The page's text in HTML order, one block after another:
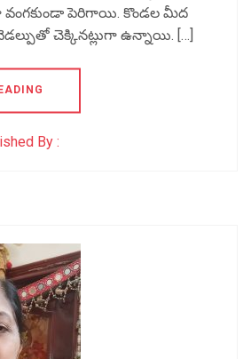
వంగకుండా పెరిగాయి. కొండల మీద
చెక్కినట్లుగా ఉన్నాయి. […]
By :